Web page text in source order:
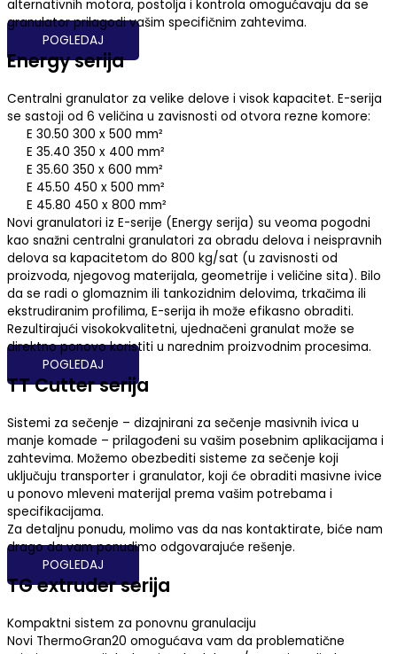
alternativnih motora, postolja i kontrola omogućavaju da se
granulator prilagodi vašim specifičnim zahtevima.
POGLEDAJ
Energy serija
Centralni granulator za velike delove i visok kapacitet. E-serija
se sastoji od 6 veličina u zavisnosti od otvora rezne komore:
E 30.50 300 x 500 mm²
E 35.40 350 x 400 mm²
E 35.60 350 x 600 mm²
E 45.50 450 x 500 mm²
E 45.80 450 x 800 mm²
Novi granulatori iz E-serije (Energy serija) su veoma pogodni
kao snažni centralni granulatori za obradu delova i neispravnih
delova sa kapacitetom do 800 kg/sat (u zavisnosti od
proizvoda, njegovog materijala, geometrije i veličine sita). Bilo
da se radi o glomaznim ili tankozidnim delovima, trkačima ili
ekstrudiranim profilima, E-serija ih može efikasno obraditi.
Rezultirajući visokokvalitetni, ujednačeni granulat može se
direktno ponovo koristiti u narednim proizvodnim procesima.
POGLEDAJ
TT Cutter serija
Sistemi za sečenje – dizajnirani za sečenje masivnih ivica u
manje komade – prilagođeni su vašim posebnim aplikacijama i
zahtevima. Možemo obezbediti sisteme za sečenje koji
uključuju transporter i granulator, koji će obraditi masivne ivice
u ponovo mleveni materijal prema vašim potrebama i
specifikacijama.
Za detaljnu ponudu, molimo vas da nas kontaktirate, biće nam
drago da vam ponudimo odgovarajuće rešenje.
POGLEDAJ
TG extruder serija
Kompaktni sistem za ponovnu granulaciju
Novi ThermoGran20 omogućava vam da problematične